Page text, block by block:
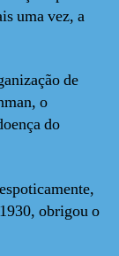
uma vez, a
de
o
do
obrigou o